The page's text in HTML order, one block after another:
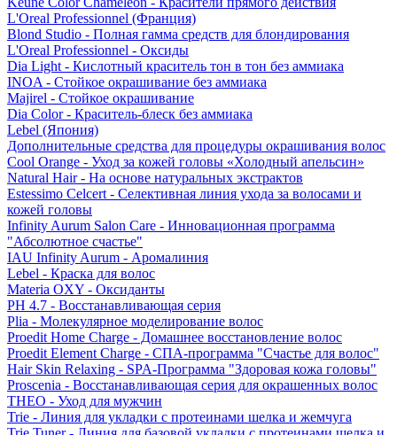
L'Oreal Professionnel (Франция)
Blond Studio - Полная гамма средств для блондирования
L'Oreal Professionnel - Оксиды
Dia Light - Кислотный краситель тон в тон без аммиака
INOA - Стойкое окрашивание без аммиака
Majirel - Стойкое окрашивание
Dia Color - Краситель-блеск без аммиака
Lebel (Япония)
Дополнительные средства для процедуры окрашивания волос
Cool Orange - Уход за кожей головы «Холодный апельсин»
Natural Hair - На основе натуральных экстрактов
Estessimo Celcert - Селективная линия ухода за волосами и
кожей головы
Infinity Aurum Salon Care - Инновационная программа
"Абсолютное счастье"
IAU Infinity Aurum - Аромалиния
Lebel - Краска для волос
Materia OXY - Оксиданты
PH 4.7 - Восстанавливающая серия
Plia - Молекулярное моделирование волос
Proedit Home Charge - Домашнее восстановление волос
Proedit Element Charge - СПА-программа "Счастье для волос"
Hair Skin Relaxing - SPA-Программа "Здоровая кожа головы"
Proscenia - Восстанавливающая серия для окрашенных волос
THEO - Уход для мужчин
Trie - Линия для укладки с протеинами шелка и жемчуга